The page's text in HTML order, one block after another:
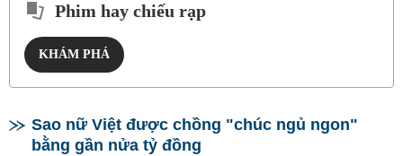
Phim hay chiếu rạp
KHÁM PHÁ
Sao nữ Việt được chồng "chúc ngủ ngon"
bằng gần nửa tỷ đồng